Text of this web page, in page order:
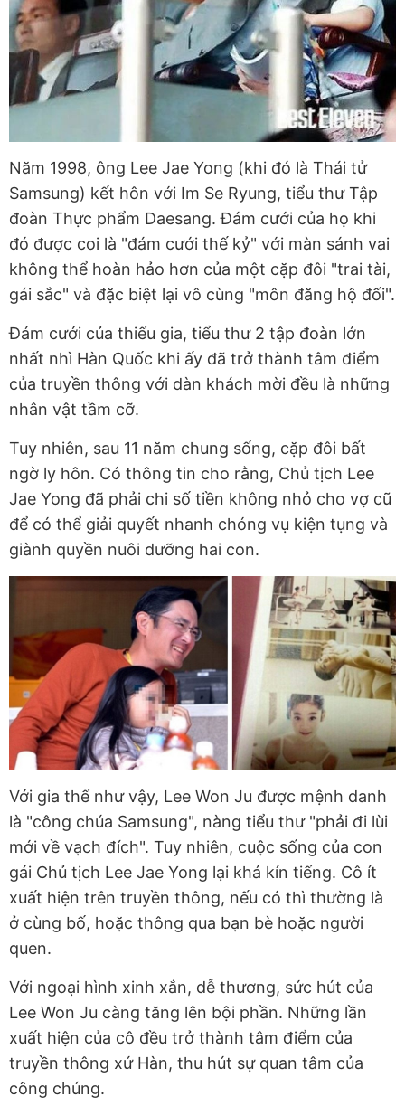
Năm 1998, ông Lee Jae Yong (khi đó là Thái tử
Samsung) kết hôn với Im Se Ryung, tiểu thư Tập
đoàn Thực phẩm Daesang. Đám cưới của họ khi
đó được coi là "đám cưới thế kỷ" với màn sánh vai
không thể hoàn hảo hơn của một cặp đôi "trai tài,
gái sắc" và đặc biệt lại vô cùng "môn đăng hộ đối".
Đám cưới của thiếu gia, tiểu thư 2 tập đoàn lớn
nhất nhì Hàn Quốc khi ấy đã trở thành tâm điểm
của truyền thông với dàn khách mời đều là những
nhân vật tầm cỡ.
Tuy nhiên, sau 11 năm chung sống, cặp đôi bất
ngờ ly hôn. Có thông tin cho rằng, Chủ tịch Lee
Jae Yong đã phải chi số tiền không nhỏ cho vợ cũ
để có thể giải quyết nhanh chóng vụ kiện tụng và
giành quyền nuôi dưỡng hai con.
Với gia thế như vậy, Lee Won Ju được mệnh danh
là "công chúa Samsung", nàng tiểu thư "phải đi lùi
mới về vạch đích". Tuy nhiên, cuộc sống của con
gái Chủ tịch Lee Jae Yong lại khá kín tiếng. Cô ít
xuất hiện trên truyền thông, nếu có thì thường là
ở cùng bố, hoặc thông qua bạn bè hoặc người
quen.
Với ngoại hình xinh xắn, dễ thương, sức hút của
Lee Won Ju càng tăng lên bội phần. Những lần
xuất hiện của cô đều trở thành tâm điểm của
truyền thông xứ Hàn, thu hút sự quan tâm của
công chúng.